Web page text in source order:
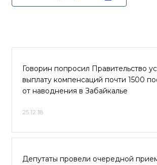
Говорин попросил Правительство
выплату компенсаций почти 1500
от наводнения в Забайкалье
25.12.18
Депутаты провели очередной